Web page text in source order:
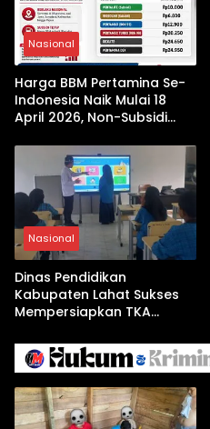
Nasional
Harga BBM Pertamina Se-
Indonesia Naik Mulai 18
April 2026, Non-Subsidi
Nasional
Dinas Pendidikan
Kabupaten Lahat Sukses
Mempersiapkan TKA
Pembekalan Latihan Soal
Tanpa Internet